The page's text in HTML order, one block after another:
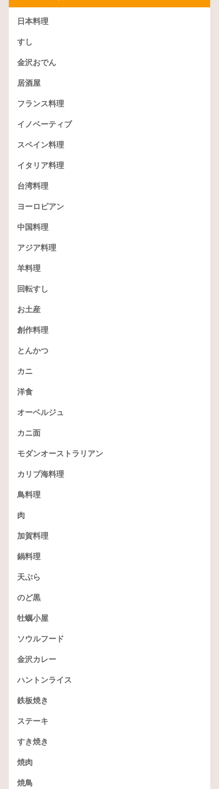
日本料理
すし
金沢おでん
居酒屋
フランス料理
イノベーティブ
スペイン料理
イタリア料理
台湾料理
ヨーロピアン
中国料理
アジア料理
羊料理
回転すし
お土産
創作料理
とんかつ
カニ
洋食
オーベルジュ
カニ面
モダンオーストラリアン
カリブ海料理
鳥料理
肉
加賀料理
鍋料理
天ぷら
のど黒
牡蠣小屋
ソウルフード
金沢カレー
ハントンライス
鉄板焼き
ステーキ
すき焼き
焼肉
焼鳥